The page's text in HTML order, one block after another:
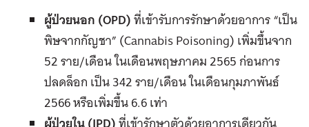
ผู้ป่วยนอก (OPD)ที่เข้ารับการรักษาด้วยอาการ “เป็น
พิษจากกัญชา” (Cannabis Poisoning) เพิ่มขึ้นจาก
52 ราย/เดือน ในเดือนพฤษภาคม 2565 ก่อนการ
ปลดล็อก เป็น 342 ราย/เดือน ในเดือนกุมภาพันธ์
2566 หรือเพิ่มขึ้น 6.6 เท่า